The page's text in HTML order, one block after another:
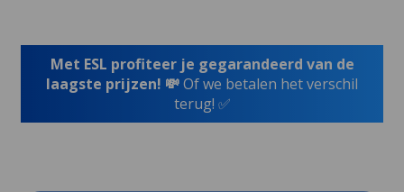
Met ESL profiteer je gegarandeerd van de
laagste prijzen! 💸Of we betalen het verschil
terug! ✅